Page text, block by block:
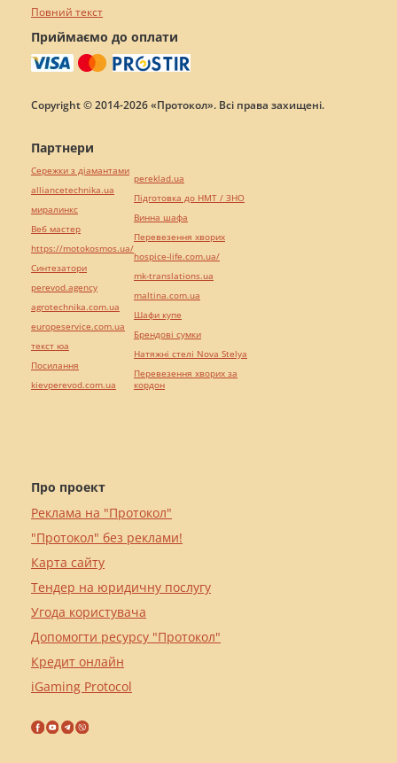
Повний текст
Приймаємо до оплати
Copyright © 2014-2026 «Протокол». Всі права захищені.
Про проект
Реклама на "Протокол"
"Протокол" без реклами!
Карта сайту
Тендер на юридичну послугу
Угода користувача
Допомогти ресурсу "Протокол"
Кредит онлайн
iGaming Protocol
Партнери
Сережки з діамантами
alliancetechnika.ua
миралинкс
Веб мастер
https://motokosmos.ua/
Синтезатори
perevod.agency
agrotechnika.com.ua
europeservice.com.ua
текст юа
Посилання
kievperevod.com.ua
pereklad.ua
Підготовка до НМТ / ЗНО
Винна шафа
Перевезення хворих
hospice-life.com.ua/
mk-translations.ua
maltina.com.ua
Шафи купе
Брендові сумки
Натяжні стелі Nova Stelya
Перевезення хворих за
кордон